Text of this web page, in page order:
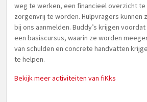
weg te werken, een financieel overzicht te
zorgenvrij te worden. Hulpvragers kunnen
bij ons aanmelden. Buddy’s krijgen
een basiscursus, waarin ze worden
van schulden en concrete handvatten
te helpen.
Bekijk meer activiteiten van fiKks